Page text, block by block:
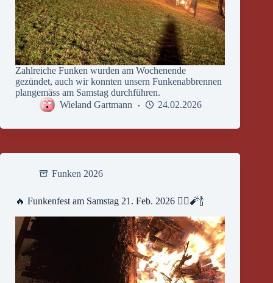
Zahlreiche Funken wurden am Wochenende
gezündet, auch wir konnten unsern Funkenabbrennen
plangemäss am Samstag durchführen.
Wieland Gartmann
24.02.2026
Funken 2026
🔥 Funkenfest am Samstag 21. Feb. 2026 🧙‍♀️🧨🍾